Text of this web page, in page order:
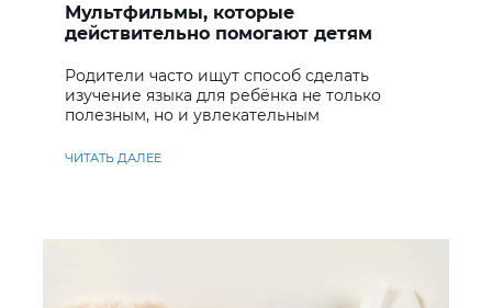
Мультфильмы, которые
действительно помогают детям
Родители часто ищут способ сделать
изучение языка для ребёнка не только
полезным, но и увлекательным
ЧИТАТЬ ДАЛЕЕ